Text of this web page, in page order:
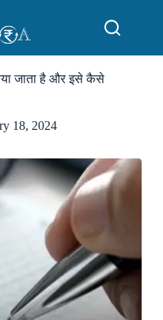
जाता है और इसे कैसे
18, 2024